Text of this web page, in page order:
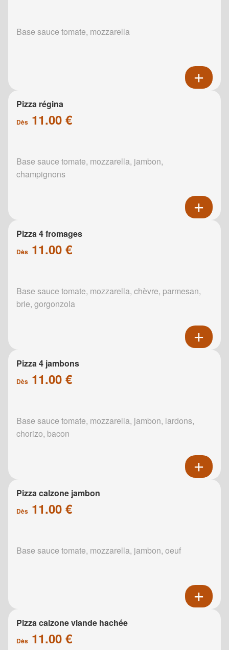
Base sauce tomate, mozzarella
Pizza régina
Dès 11.00 €
Base sauce tomate, mozzarella, jambon,
champignons
Pizza 4 fromages
Dès 11.00 €
Base sauce tomate, mozzarella, chèvre, parmesan,
brie, gorgonzola
Pizza 4 jambons
Dès 11.00 €
Base sauce tomate, mozzarella, jambon, lardons,
chorizo, bacon
Pizza calzone jambon
Dès 11.00 €
Base sauce tomate, mozzarella, jambon, oeuf
Pizza calzone viande hachée
Dès 11.00 €